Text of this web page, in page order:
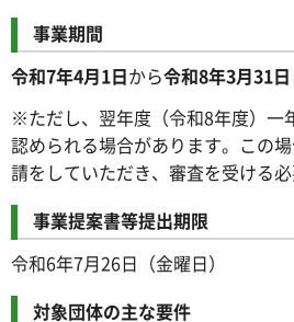
事業期間
令和7年4月1日から令和8年3月31日
※ただし、翌年度（令和8年度）一
認められる場合があります。この
請をしていただき、審査を受ける必
事業提案書等提出期限
令和6年7月26日（金曜日）
対象団体の主な要件